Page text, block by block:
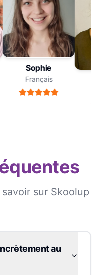
Sophie
Français
sur Skoolup
au